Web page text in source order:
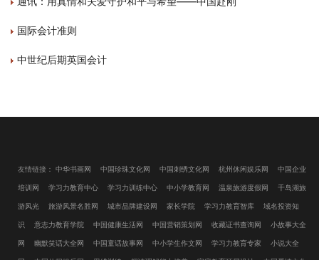
国际会计准则
中世纪后期英国会计
友情链接： 中华书画网 中国珍珠文化网 中国刺绣文化网 杭州休闲娱乐网 中国企业
培训网 学习力教育中心 学习力训练中心 中小学教育网 温泉旅游度假网 千岛湖旅
游风光 旅游风景名胜网 城市品牌建设网 家长学院 学习力教育智库 域名投资知
识 意志力教育学院 中国健康生活网 中国营销策划网 收藏证书查询网 小故事大全
网 幽默笑话大全网 中国童话故事网 中小学生作文网 学习力教育专家 小说大全